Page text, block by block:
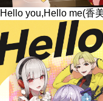
Hello you,Hello me(香